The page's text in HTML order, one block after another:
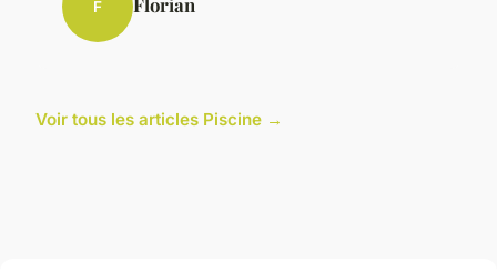
F
Voir tous les articles Piscine →